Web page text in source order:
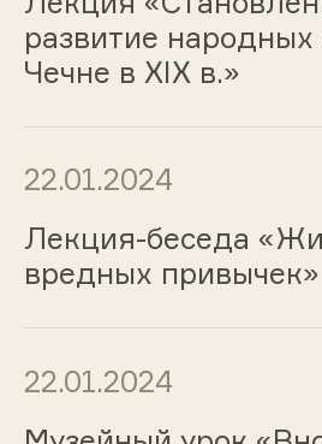
развитие народных
Чечне в XIX в.»
22.01.2024
Лекция-беседа
вредных привычек»
22.01.2024